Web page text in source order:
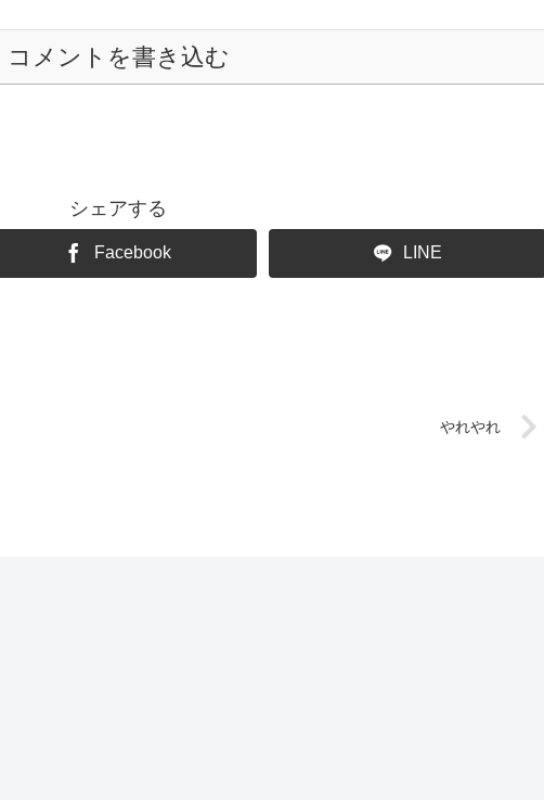
コメントを書き込む
シェアする
Facebook LINE
やれやれ